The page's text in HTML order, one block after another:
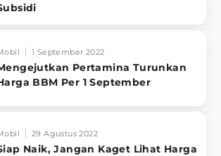
1 September 2022
Pertamina Turunkan
BBM Per 1 September
29 Agustus 2022
Naik, Jangan Kaget Lihat Harga